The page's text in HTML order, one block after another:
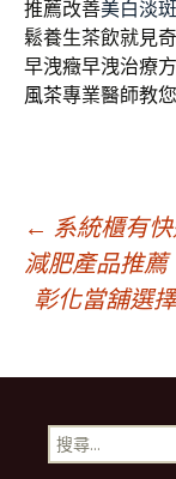
推薦改善美白淡
鬆養生茶飲就見
早洩癥早洩治療
風茶專業醫師教
文
章
導
← 系統櫃有
減肥產品推薦
彰化當舖選
搜
尋